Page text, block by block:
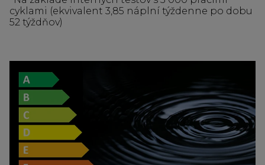
cyklami (ekvivalent 3,85 náplní týždenne po dobu
52 týždňov)